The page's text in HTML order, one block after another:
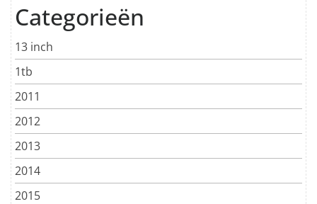
Categorieën
13 inch
1tb
2011
2012
2013
2014
2015